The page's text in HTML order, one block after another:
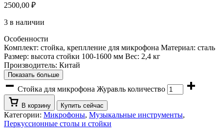
2500,00 ₽
3 в наличии
Особенности
Комплект: стойка, креплление для микрофона Материал: сталь
Размер: высота стойки 100-1600 мм Вес: 2,4 кг
Производитель: Китай
Показать больше
Стойка для микрофона Журавль количество
В корзину Купить сейчас
Категории: Микрофоны, Музыкальные инструменты,
Перкуссионные столы и стойки